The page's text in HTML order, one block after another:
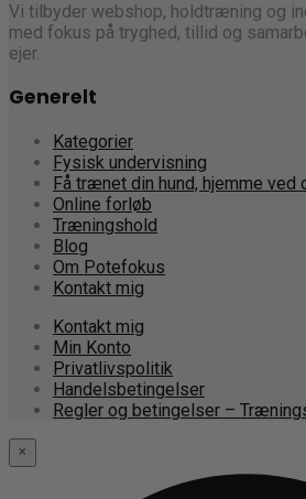
Vi tilbyder webshop, holdtræning og
med fokus på tryghed, tillid og
ejer.
Generelt
Kategorier
Fysisk undervisning
Få trænet din hund, hjemme ved
Online forløb
Træningshold
Blog
Om Potefokus
Kontakt mig
Kontakt mig
Min Konto
Privatlivspolitik
Handelsbetingelser
Regler og betingelser –
×